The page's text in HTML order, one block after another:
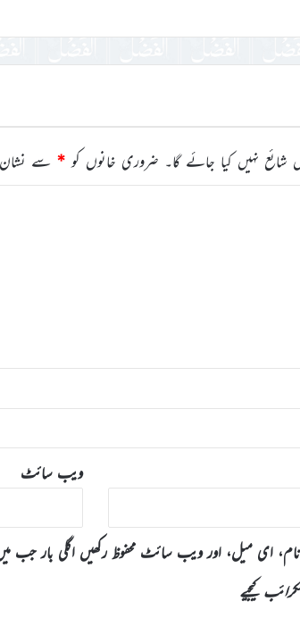
نہیں کیا جائے گا۔ ضروری خانوں کو * سے نشان
ویب‌ سائٹ
نام، ای میل، اور ویب سائٹ محفوظ رکھیں اگلی بار جب
کیجیے